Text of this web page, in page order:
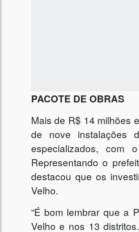
PACOTE DE OBRAS
Mais de R$ 14 milhões
de nove instalações
especializados, com
Representando o
destacou que os
Velho.
“É bom lembrar que a
Velho e nos 13